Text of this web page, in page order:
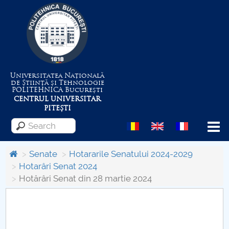
Universitatea Națională
de Știință și Tehnologie
POLITEHNICABucurești
CENTRUL UNIVERSITAR
PITEȘTI
Menu
About the University
Senate
Hotararile Senatului 2024-2029
Hotarâri Senat 2024
Hotărâri Senat din 28 martie 2024